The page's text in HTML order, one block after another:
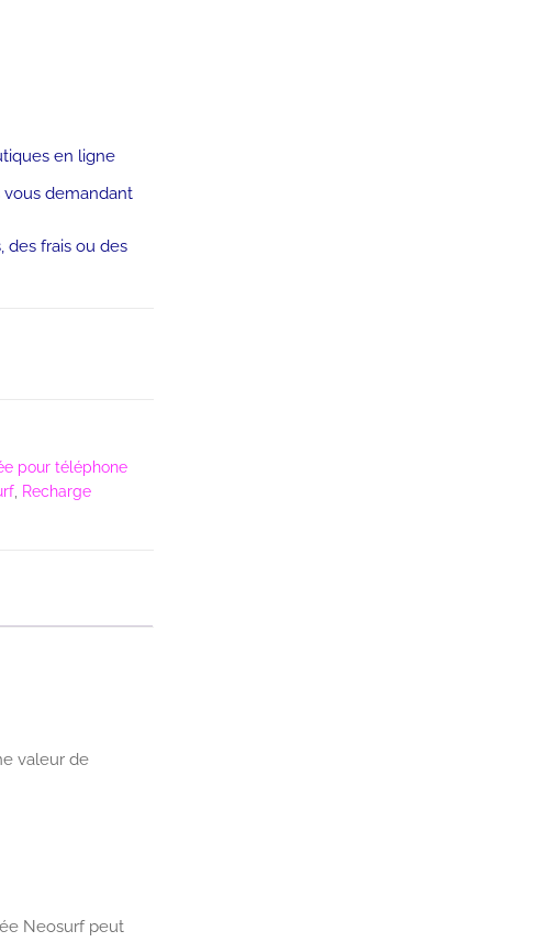
en ligne
demandant
des frais ou des
pour téléphone
, Recharge
valeur de
Neosurf peut